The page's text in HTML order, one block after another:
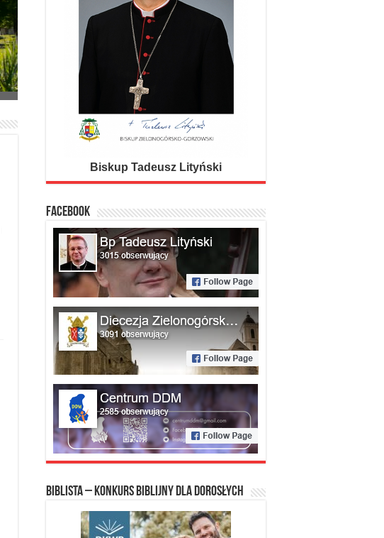
Sługa Boży Bp Wilhelm Pluta
Biskup Tadeusz Lityński
FACEBOOK
Biblista – konkurs biblijny dla dorosłych